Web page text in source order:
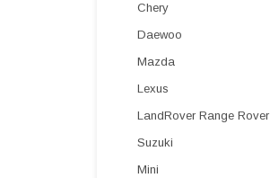
Chery
Daewoo
Mazda
Lexus
LandRover Range Rover
Suzuki
Mini